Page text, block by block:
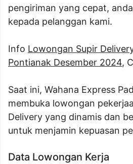
pengiriman yang cepat,
kepada pelanggan kami.
Info Lowongan Supir
Pontianak Desember 2024,
Saat ini, Wahana Express
membuka lowongan
Delivery yang dinamis dan
untuk menjamin kepuasan
Data Lowongan Kerja